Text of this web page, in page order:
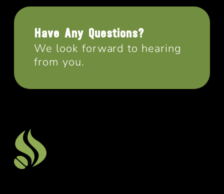
Have Any Questions?
We look forward to hearing
from you.